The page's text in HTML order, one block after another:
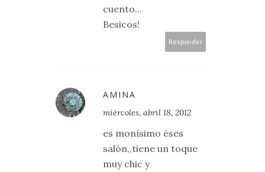
cuento...
Besicos!
Responder
AMINA
miércoles, abril 18, 2012
es monísimo éses
salón,,tiene un toque
muy chic y